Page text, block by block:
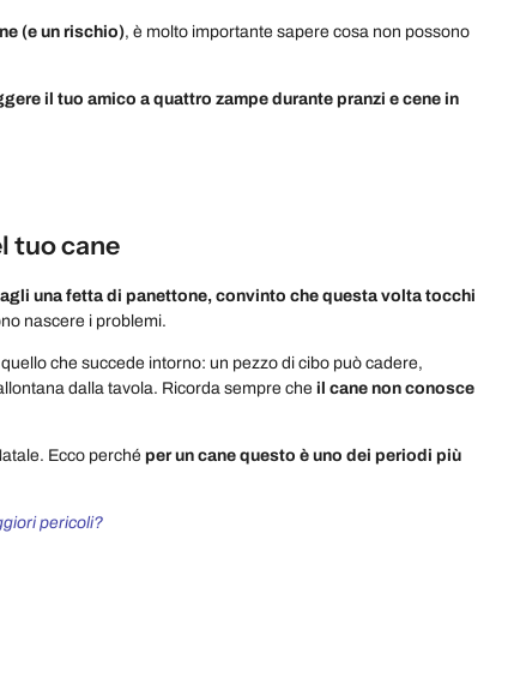
(e un rischio), è molto importante sapere cosa non possono
il tuo amico a quattro zampe durante pranzi e cene in
tuo cane
una fetta di panettone, convinto che questa volta tocchi
nascere i problemi.
che succede intorno: un pezzo di cibo può cadere,
dalla tavola. Ricorda sempre che il cane non conosce
Ecco perché per un cane questo è uno dei periodi più
pericoli?